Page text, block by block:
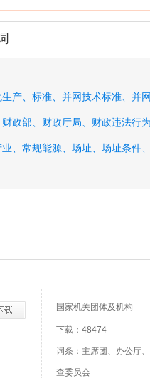
产、 标准、 并网技术标准、 并
财政部、 财政厅局、 财政违法行
、 常规能源、 场址、 场址条件
国家机关团体及机构
下载：48474
词条：主席团、办公厅
查委员会